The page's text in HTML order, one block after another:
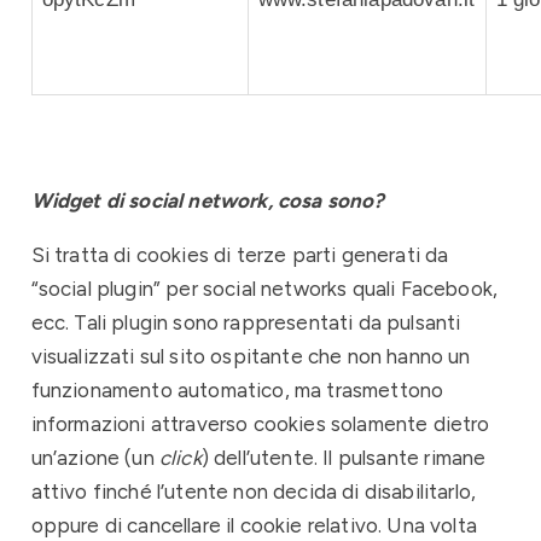
Widget di social network, cosa sono?
Si tratta di cookies di terze parti generati da
“social plugin” per social networks quali Facebook,
ecc. Tali plugin sono rappresentati da pulsanti
visualizzati sul sito ospitante che non hanno un
funzionamento automatico, ma trasmettono
informazioni attraverso cookies solamente dietro
un’azione (un click) dell’utente. Il pulsante rimane
attivo finché l’utente non decida di disabilitarlo,
oppure di cancellare il cookie relativo. Una volta